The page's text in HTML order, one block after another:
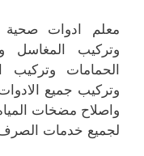
معلم ادوات صحية
وتركيب المغاسل
الحمامات
وتركيب جميع
واصلاح مضخات
لجميع خدمات